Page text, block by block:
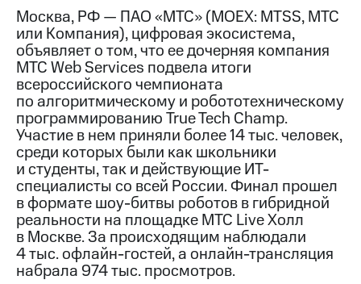
Контакты
Медиа-центр
Пресс-
релизы
МТС
о технологиях
Достижения
Интервью
Финансовая
отчетность
Контакты
Москва, РФ — ПАО «МТС» (MOEX: MTSS, МТС
или Компания), цифровая экосистема,
объявляет о том, что ее дочерняя компания
МТС Web Services подвела итоги
всероссийского чемпионата
по алгоритмическому и робототехническому
программированию True Tech Champ.
Участие в нем приняли более 14 тыс. человек,
среди которых были как школьники
и студенты, так и действующие ИТ-
специалисты со всей России. Финал прошел
в формате шоу-битвы роботов в гибридной
реальности на площадке МТС Live Холл
в Москве. За происходящим наблюдали
4 тыс. офлайн-гостей, а онлайн-трансляция
набрала 974 тыс. просмотров.